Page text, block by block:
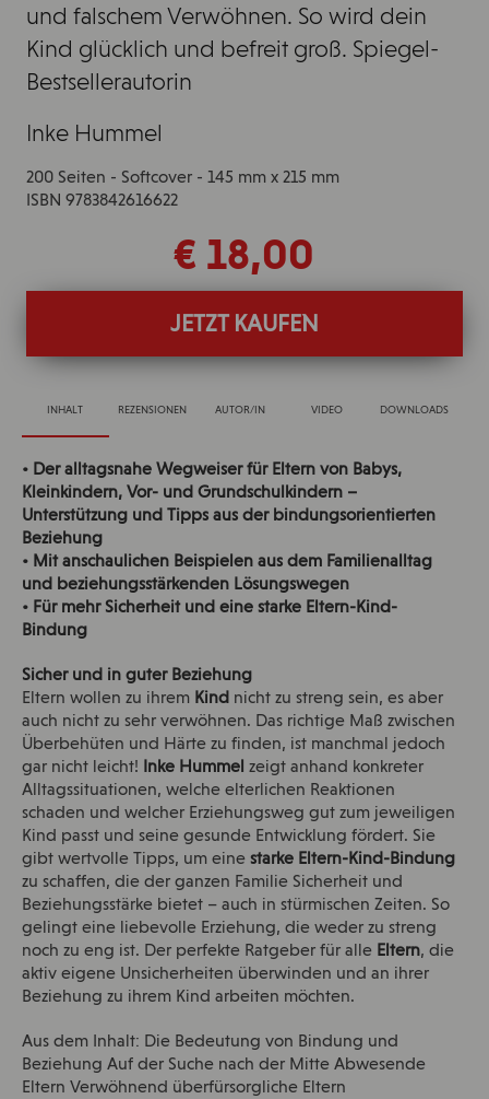
und falschem Verwöhnen. So wird dein
Kind glücklich und befreit groß. Spiegel-
Bestsellerautorin
Inke Hummel
200 Seiten - Softcover - 145 mm x 215 mm
ISBN 9783842616622
€ 18,00
JETZT KAUFEN
INHALT REZENSIONEN AUTOR/IN VIDEO DOWNLOADS
• Der alltagsnahe Wegweiser für Eltern von Babys,
Kleinkindern, Vor- und Grundschulkindern –
Unterstützung und Tipps aus der bindungsorientierten
Beziehung
• Mit anschaulichen Beispielen aus dem Familienalltag
und beziehungsstärkenden Lösungswegen
• Für mehr Sicherheit und eine starke Eltern-Kind-
Bindung
Sicher und in guter Beziehung
Eltern wollen zu ihrem Kind nicht zu streng sein, es aber
auch nicht zu sehr verwöhnen. Das richtige Maß zwischen
Überbehüten und Härte zu finden, ist manchmal jedoch
gar nicht leicht!
Inke Hummel zeigt anhand konkreter
Alltagssituationen, welche elterlichen Reaktionen
schaden und welcher Erziehungsweg gut zum jeweiligen
Kind passt und seine gesunde Entwicklung fördert. Sie
gibt wertvolle Tipps, um eine starke Eltern-Kind-Bindung
zu schaffen, die der ganzen Familie Sicherheit und
Beziehungsstärke bietet – auch in stürmischen Zeiten. So
gelingt eine liebevolle Erziehung, die weder zu streng
noch zu eng ist. Der perfekte Ratgeber für alle Eltern, die
aktiv eigene Unsicherheiten überwinden und an ihrer
Beziehung zu ihrem Kind arbeiten möchten.
Aus dem Inhalt: Die Bedeutung von Bindung und
Beziehung Auf der Suche nach der Mitte Abwesende
Eltern Verwöhnend überfürsorgliche Eltern